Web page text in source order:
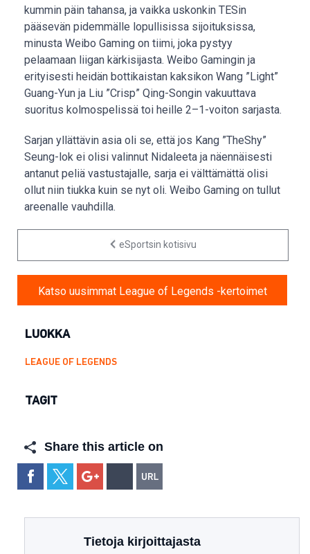
kummin päin tahansa, ja vaikka uskonkin TESin
pääsevän pidemmälle lopullisissa sijoituksissa,
minusta Weibo Gaming on tiimi, joka pystyy
pelaamaan liigan kärkisijasta. Weibo Gamingin ja
erityisesti heidän bottikaistan kaksikon Wang ”Light”
Guang-Yun ja Liu ”Crisp” Qing-Songin vakuuttava
suoritus kolmospelissä toi heille 2–1-voiton sarjasta.
Sarjan yllättävin asia oli se, että jos Kang ”TheShy”
Seung-lok ei olisi valinnut Nidaleeta ja näennäisesti
antanut peliä vastustajalle, sarja ei välttämättä olisi
ollut niin tiukka kuin se nyt oli. Weibo Gaming on tullut
areenalle vauhdilla.
eSportsin kotisivu
Katso uusimmat League of Legends -kertoimet
LUOKKA
LEAGUE OF LEGENDS
TAGIT
Share this article on
Tietoja kirjoittajasta